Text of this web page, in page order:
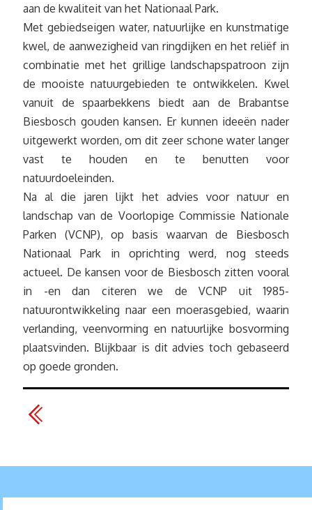
aan de kwaliteit van het Nationaal Park.
Met gebiedseigen water, natuurlijke en kunstmatige
kwel, de aanwezigheid van ringdijken en het reliëf in
combinatie met het grillige landschapspatroon zijn
de mooiste natuurgebieden te ontwikkelen. Kwel
vanuit de spaarbekkens biedt aan de Brabantse
Biesbosch gouden kansen. Er kunnen ideeën nader
uitgewerkt worden, om dit zeer schone water langer
vast te houden en te benutten voor
natuurdoeleinden.
Na al die jaren lijkt het advies voor natuur en
landschap van de Voorlopige Commissie Nationale
Parken ­(VCNP), op basis waarvan de Biesbosch
Nationaal Park in oprichting werd, nog steeds
actueel. De kansen voor de Biesbosch zitten vooral
in -en dan citeren we de VCNP uit 1985-
natuurontwikkeling naar een moerasgebied, waarin
verlanding, veenvorming en natuurlijke bosvorming
plaatsvinden. Blijkbaar is dit advies toch gebaseerd
op goede gronden.